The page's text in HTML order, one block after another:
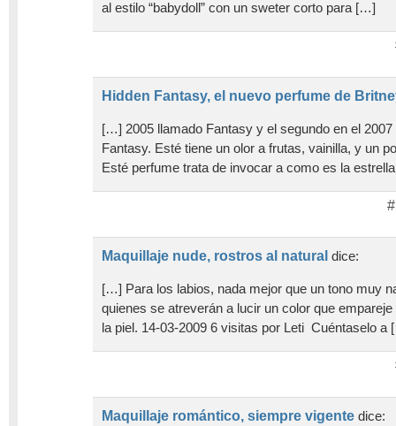
al estilo “babydoll” con un sweter corto para […]
Hidden Fantasy, el nuevo perfume de
[…] 2005 llamado Fantasy y el segundo en el 2007
Fantasy. Esté tiene un olor a frutas, vainilla, y un
Esté perfume trata de invocar a como es la
Maquillaje nude, rostros al natural dice:
[…] Para los labios, nada mejor que un tono muy
quienes se atreverán a lucir un color que
la piel. 14-03-2009 6 visitas por Leti Cuéntaselo a
Maquillaje romántico, siempre vigente dice: